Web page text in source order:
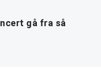
gå fra så